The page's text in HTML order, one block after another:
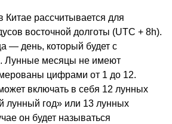
рассчитывается для
восточной долготы (UTC + 8h).
— день, который будет с
Лунные месяцы не имеют
цифрами от 1 до 12.
включать в себя 12 лунных
лунный год» или 13 лунных
он будет называться